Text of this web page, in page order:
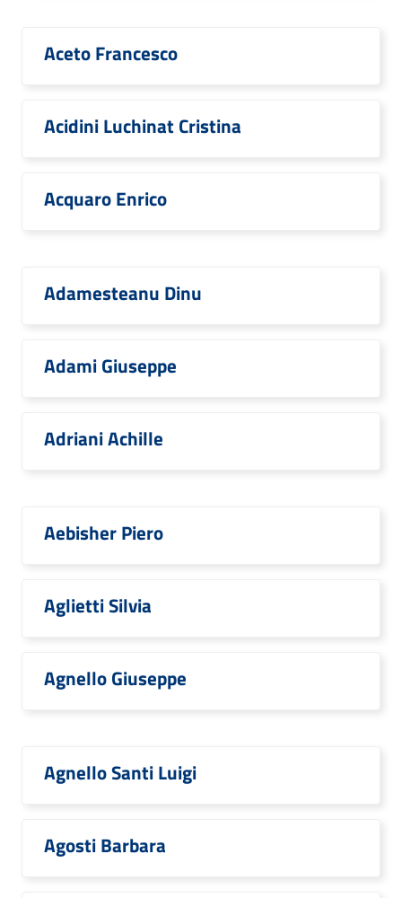
Aceto Francesco
Acidini Luchinat Cristina
Acquaro Enrico
Adamesteanu Dinu
Adami Giuseppe
Adriani Achille
Aebisher Piero
Aglietti Silvia
Agnello Giuseppe
Agnello Santi Luigi
Agosti Barbara